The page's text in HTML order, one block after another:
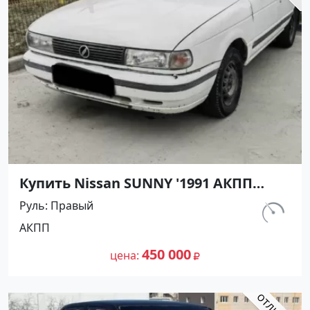
Купить Nissan SUNNY '1991 АКПП
(1400/75 л.с.) Бензин инжектор
Армавир цвет Черный Седан по
цене 450000 рублей, объявление
№27499 на сайте Авторынок23
км.
Руль Правый
АКПП
цена 450 000